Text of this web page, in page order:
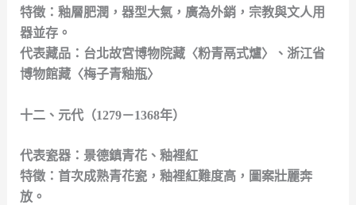
特徵：釉層肥潤，器型大氣，廣為外銷，宗教與文人用
器並存。
代表藏品：台北故宮博物院藏〈粉青鬲式爐〉、浙江省
博物館藏〈梅子青釉瓶〉
十二、元代（1279－1368年）
代表瓷器：景德鎮青花、釉裡紅
特徵：首次成熟青花瓷，釉裡紅難度高，圖案壯麗奔
放。